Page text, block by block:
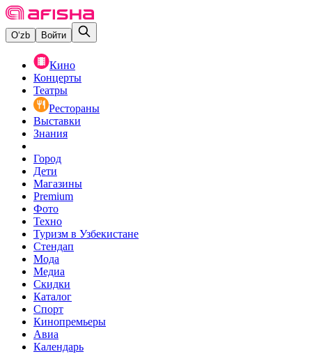
O‘zb Войти
Кино
Концерты
Театры
Рестораны
Выставки
Знания
Город
Дети
Магазины
Premium
Фото
Техно
Туризм в Узбекистане
Стендап
Мода
Медиа
Скидки
Каталог
Спорт
Кинопремьеры
Авиа
Календарь